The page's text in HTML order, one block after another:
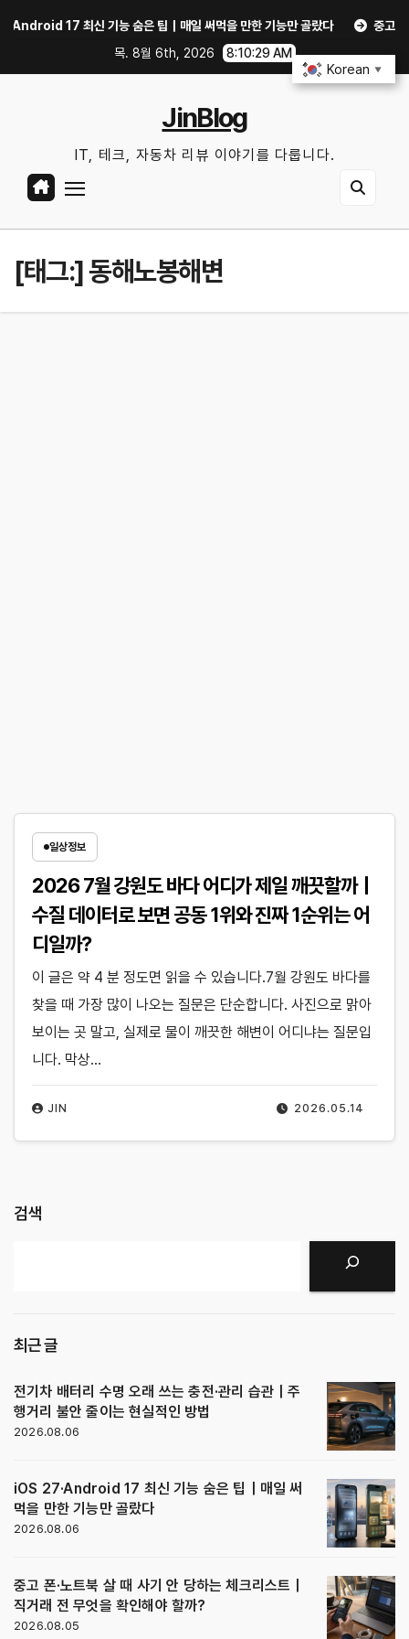
17 최신 기능 숨은 팁｜매일 써먹을 만한 기능만 골랐다
중고 폰·노
목. 8월 6th, 2026
8:10:30 AM
JinBlog
IT, 테크, 자동차 리뷰 이야기를 다룹니다.
[태그:]동해노봉해변
일상정보
2026 7월 강원도 바다 어디가 제일 깨끗할까｜
수질 데이터로 보면 공동 1위와 진짜 1순위는 어
디일까?
2026.05.14
JIN
이 글은 약 4 분 정도면 읽을 수 있습니다.7월 강원도 바다를
찾을 때 가장 많이 나오는 질문은 단순합니다. 사진으로 맑아
보이는 곳 말고, 실제로 물이 깨끗한 해변이 어디냐는 질문입
니다. 막상…
검색
최근 글
전기차 배터리 수명 오래 쓰는 충전·관리 습관｜주
행거리 불안 줄이는 현실적인 방법
2026.08.06
iOS 27·Android 17 최신 기능 숨은 팁｜매일 써
먹을 만한 기능만 골랐다
2026.08.06
중고 폰·노트북 살 때 사기 안 당하는 체크리스트｜
직거래 전 무엇을 확인해야 할까?
2026.08.05
Korean ▼